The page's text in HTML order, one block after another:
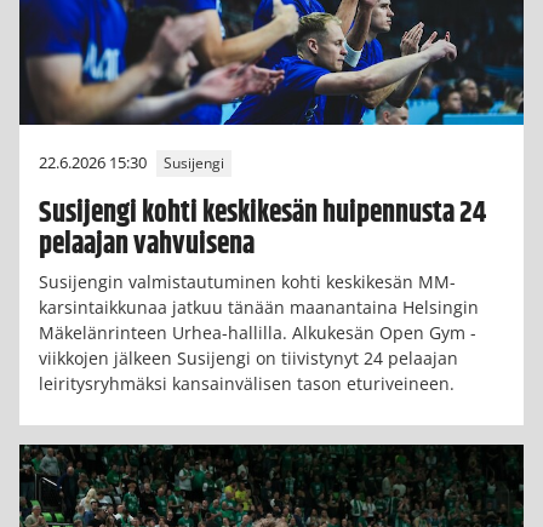
22.6.2026 15:30 Susijengi
Susijengi kohti keskikesän huipennusta 24
pelaajan vahvuisena
Susijengin valmistautuminen kohti keskikesän MM-
karsintaikkunaa jatkuu tänään maanantaina Helsingin
Mäkelänrinteen Urhea-hallilla. Alkukesän Open Gym -
viikkojen jälkeen Susijengi on tiivistynyt 24 pelaajan
leiritysryhmäksi kansainvälisen tason eturiveineen.